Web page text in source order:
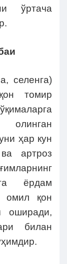
ўртача
селенга)
томир
ҳар кун
артроз
ёрдам
омил қон
оширади,
билан